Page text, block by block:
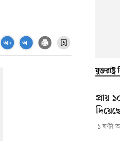
প্রায়
১ ঘণ্টা